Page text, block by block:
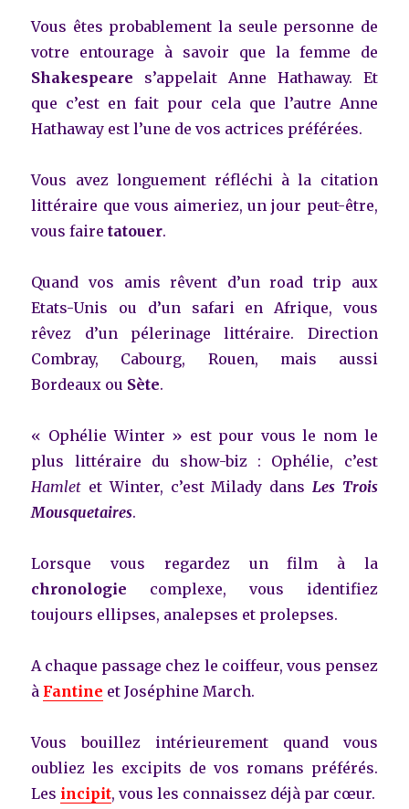
Vous êtes probablement la seule personne de
votre entourage à savoir que la femme de
Shakespeare
s’appelait Anne Hathaway. Et
que c’est en fait pour cela que l’autre Anne
Hathaway est l’une de vos actrices préférées.
Vous avez longuement réfléchi à la citation
littéraire que vous aimeriez, un jour peut-être,
vous fairetatouer.
Quand vos amis rêvent d’un road trip aux
Etats-Unis ou d’un safari en Afrique, vous
rêvez d’un pélerinage littéraire. Direction
Combray, Cabourg, Rouen, mais aussi
Bordeaux ou Sète.
« Ophélie Winter » est pour vous le nom le
plus littéraire du show-biz : Ophélie, c’est
Hamlet et Winter, c’est Milady dans Les Trois
Mousquetaires.
Lorsque vous regardez un film à la
chronologie complexe, vous identifiez
toujours ellipses, analepses et prolepses.
A chaque passage chez le coiffeur, vous pensez
à Fantine et Joséphine March.
Vous bouillez intérieurement quand vous
oubliez les excipits de vos romans préférés.
Les incipit, vous les connaissez déjà par cœur.